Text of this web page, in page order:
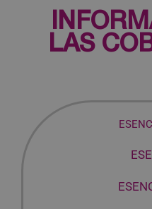
LAS